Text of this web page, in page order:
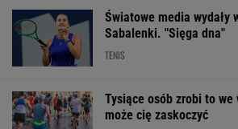
Światowe media wydały
Sabalenki. "Sięga dna"
TENIS
Tysiące osób zrobi to we
może cię zaskoczyć